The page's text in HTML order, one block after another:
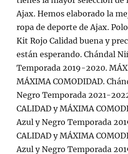
Ajax. Hemos elaborado la
ropa de deporte de Ajax.
Kit Rojo Calidad buena y
están esperando. Chándal
Temporada 2019-2020.
MÁXIMA COMODIDAD.
Negro Temporada 2021-
CALIDAD y MÁXIMA
Azul y Negro Temporada
CALIDAD y MÁXIMA
Azul y Negro Temporada